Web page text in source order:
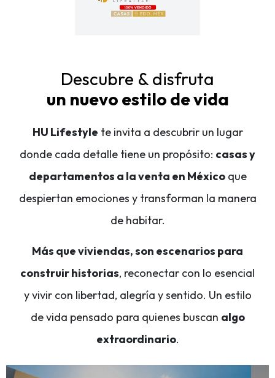
Casas en venta en el Estado de México
Descubre & disfruta
un nuevo estilo de vida
HU Lifestyle te invita a descubrir un lugar
donde cada detalle tiene un propósito: casas y
departamentos a la venta en Méxicoque
despiertan emociones y transforman la manera
de habitar.
Más que viviendas, son escenarios para
construir historias, reconectar con lo esencial
y vivir con libertad, alegría y sentido. Un estilo
de vida pensado para quienes buscan algo
extraordinario.